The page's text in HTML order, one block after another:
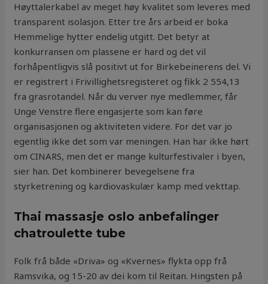
Høyttalerkabel av meget høy kvalitet som leveres med
transparent isolasjon. Etter tre års arbeid er boka
Hemmelige hytter endelig utgitt. Det betyr at
konkurransen om plassene er hard og det vil
forhåpentligvis slå positivt ut for Birkebeinerens del. Vi
er registrert i Frivillighetsregisteret og fikk 2 554,13
fra grasrotandel. Når du verver nye medlemmer, får
Unge Venstre flere engasjerte som kan føre
organisasjonen og aktiviteten videre. For det var jo
egentlig ikke det som var meningen. Han har ikke hørt
om CINARS, men det er mange kulturfestivaler i byen,
sier han. Det kombinerer bevegelsene fra
styrketrening og kardiovaskulær kamp med vekttap.
Thai massasje oslo anbefalinger
chatroulette tube
Folk frå både «Driva» og «Kvernes» flykta opp frå
Ramsvika, og 15-20 av dei kom til Reitan. Hingsten på